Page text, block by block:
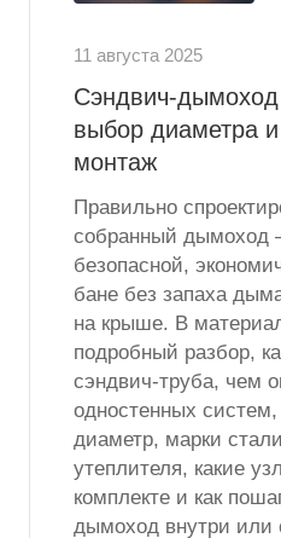
11 августа 2025
Сэндвич-
выбор диаметра
монтаж
Правильно
собранный дымоход
безопасной,
бане без запаха
на крыше. В
подробный разбор,
сэндвич-труба, чем
одностенных систем,
диаметр, марки
утеплителя, какие
комплекте и как
дымоход внутри или